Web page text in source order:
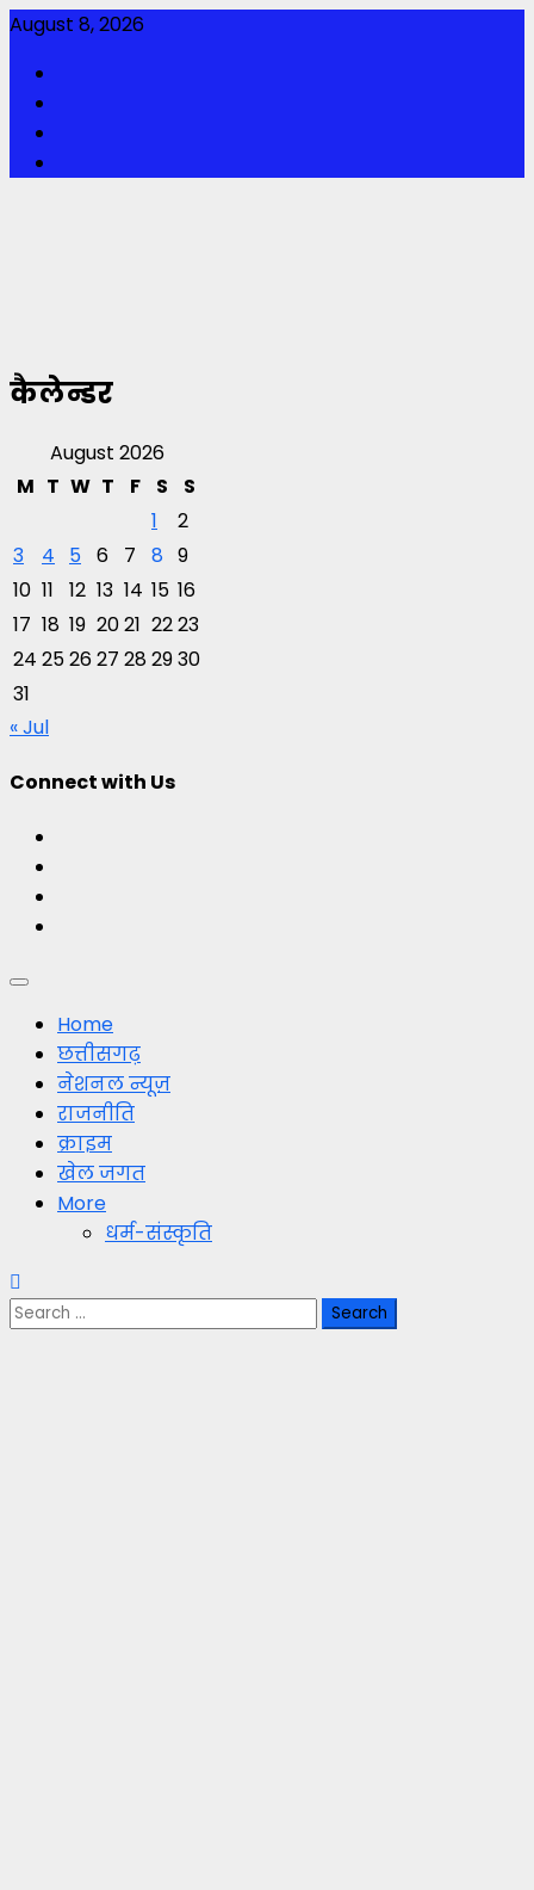
Skip
content
August 8, 2026
कैलेन्डर
August 2026
M T W T F S
S
1
2
3
4 5 6 7 8 9
10 11 12 13 14 15 16
17 18 19 2021 2223
24 252627 282930
31
« Jul
Connect with Us
Primary
MenuHome
छत्तीसगढ़
नेशनल न्यूज़
राजनीति
क्राइम
खेल जगत
More
धर्म-संस्कृति
Search